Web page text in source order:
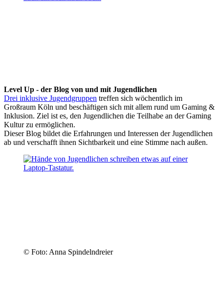
Level Up - der Blog von und mit Jugendlichen
Drei inklusive Jugendgruppen treffen sich wöchentlich im
Großraum Köln und beschäftigen sich mit allem rund um Gaming &
Inklusion. Ziel ist es, den Jugendlichen die Teilhabe an der Gaming
Kultur zu ermöglichen.
Dieser Blog bildet die Erfahrungen und Interessen der Jugendlichen
ab und verschafft ihnen Sichtbarkeit und eine Stimme nach außen.
© Foto: Anna Spindelndreier